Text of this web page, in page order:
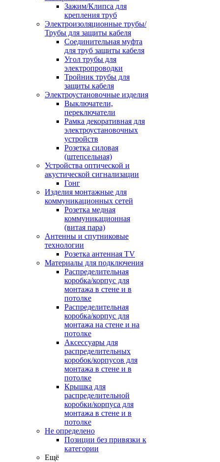
Зажим/Клипса для
крепления труб
Электроизоляционные трубы/
Трубы для защиты кабеля
Соединительная муфта
для труб защиты кабеля
Угол трубы для
электропроводки
Тройник трубы для
защиты кабеля
Электроустановочные изделия
Выключатели,
переключатели
Рамка декоративная для
электроустановочных
устройств
Розетка силовая
(штепсельная)
Устройства оптической и
акустической сигнализации
Гонг
Изделия монтажные для
коммуникационных сетей
Розетка медная
коммуникационная
(витая пара)
Антенны и спутниковые
технологии
Розетка антенная TV
Материалы для подключения
Распределительная
коробка/корпус для
монтажа в стене и в
потолке
Распределительная
коробка/корпус для
монтажа на стене и на
потолке
Аксессуары для
распределительных
коробок/корпусов для
монтажа в стене и в
потолке
Крышка для
распределительной
коробки/корпуса для
монтажа в стене и в
потолке
Не определено
Позиции без привязки к
категории
Ещё